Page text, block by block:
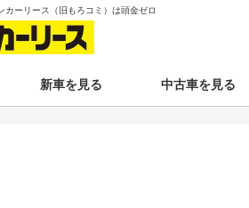
カーリース（旧もろコミ）は頭金ゼロ
新車を見る 中古車を見る